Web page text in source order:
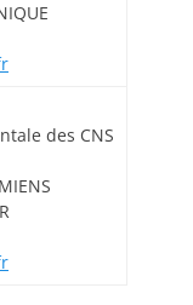
des CNS